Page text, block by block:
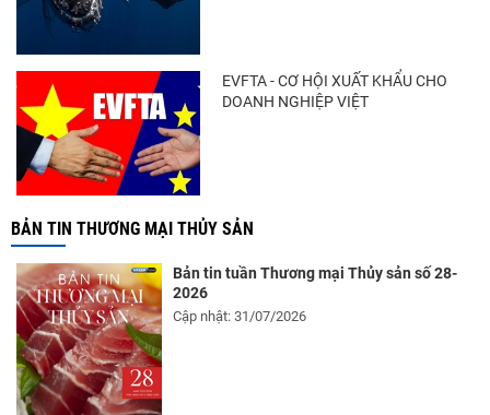
EVFTA - CƠ HỘI XUẤT KHẨU CHO
DOANH NGHIỆP VIỆT
BẢN TIN THƯƠNG MẠI THỦY SẢN
Bản tin tuần Thương mại Thủy sản số 28-
2026
Cập nhật: 31/07/2026